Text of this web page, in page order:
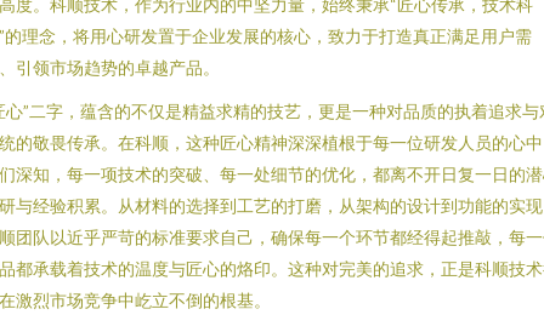
度。科顺技术，作为行业内的中坚力量，始终秉承“匠心传承，技术科
的理念，将用心研发置于企业发展的核心，致力于打造真正满足用户需
引领市场趋势的卓越产品。
心”二字，蕴含的不仅是精益求精的技艺，更是一种对品质的执着追求与
的敬畏传承。在科顺，这种匠心精神深深植根于每一位研发人员的心
深知，每一项技术的突破、每一处细节的优化，都离不开日复一日的
与经验积累。从材料的选择到工艺的打磨，从架构的设计到功能的实
团队以近乎严苛的标准要求自己，确保每一个环节都经得起推敲，每
都承载着技术的温度与匠心的烙印。这种对完美的追求，正是科顺技
激烈市场竞争中屹立不倒的根基。